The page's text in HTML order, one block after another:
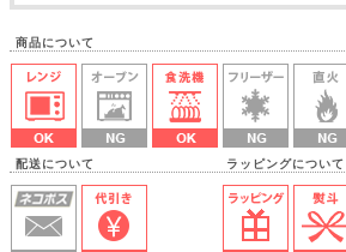
商品について
配送について ラッピングについて